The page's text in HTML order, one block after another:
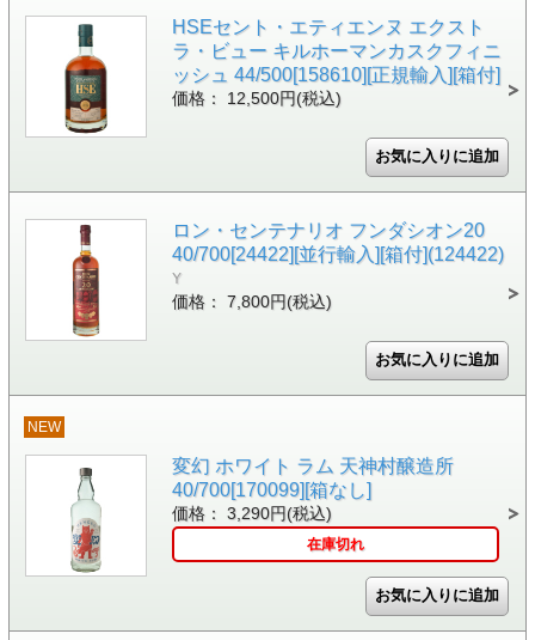
HSEセント・エティエンヌ エクスト
ラ・ビュー キルホーマンカスクフィニ
ッシュ 44/500[158610][正規輸入][箱付]
価格： 12,500円(税込)
ロン・センテナリオ フンダシオン20
40/700[24422][並行輸入][箱付](124422)
Y
価格： 7,800円(税込)
NEW
変幻 ホワイト ラム 天神村醸造所
40/700[170099][箱なし]
価格： 3,290円(税込)
在庫切れ